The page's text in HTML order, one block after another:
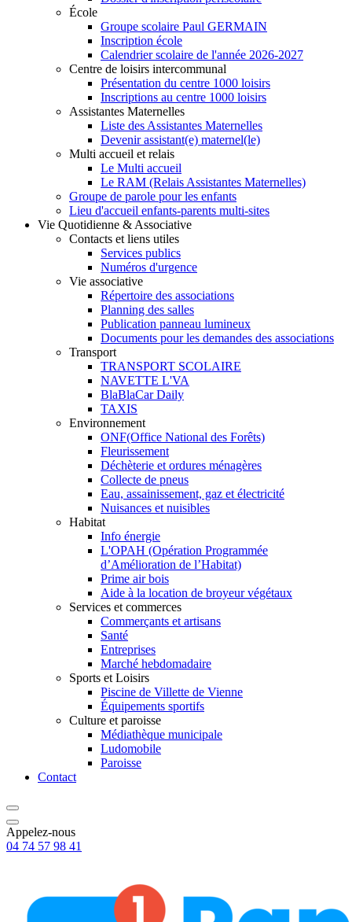
École
Groupe scolaire Paul GERMAIN
Inscription école
Calendrier scolaire de l'année 2026-2027
Centre de loisirs intercommunal
Présentation du centre 1000 loisirs
Inscriptions au centre 1000 loisirs
Assistantes Maternelles
Liste des Assistantes Maternelles
Devenir assistant(e) maternel(le)
Multi accueil et relais
Le Multi accueil
Le RAM (Relais Assistantes Maternelles)
Groupe de parole pour les enfants
Lieu d'accueil enfants-parents multi-sites
Vie Quotidienne & Associative
Contacts et liens utiles
Services publics
Numéros d'urgence
Vie associative
Répertoire des associations
Planning des salles
Publication panneau lumineux
Documents pour les demandes des associations
Transport
TRANSPORT SCOLAIRE
NAVETTE L'VA
BlaBlaCar Daily
TAXIS
Environnement
ONF(Office National des Forêts)
Fleurissement
Déchèterie et ordures ménagères
Collecte de pneus
Eau, assainissement, gaz et électricité
Nuisances et nuisibles
Habitat
Info énergie
L'OPAH (Opération Programmée
d’Amélioration de l’Habitat)
Prime air bois
Aide à la location de broyeur végétaux
Services et commerces
Commerçants et artisans
Santé
Entreprises
Marché hebdomadaire
Sports et Loisirs
Piscine de Villette de Vienne
Équipements sportifs
Culture et paroisse
Médiathèque municipale
Ludomobile
Paroisse
Contact
Appelez-nous
04 74 57 98 41